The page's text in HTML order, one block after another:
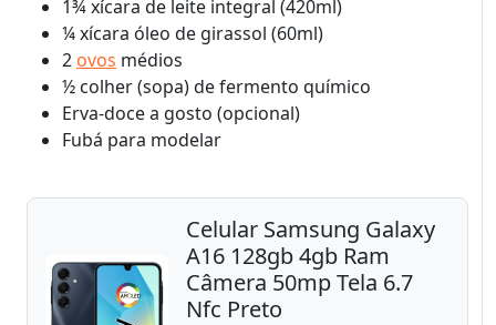
1¾ xícara de leite integral (420ml)
¼ xícara óleo de girassol (60ml)
2 ovos médios
½ colher (sopa) de fermento químico
Erva-doce a gosto (opcional)
Fubá para modelar
Celular Samsung Galaxy
A16 128gb 4gb Ram
Câmera 50mp Tela 6.7
Nfc Preto